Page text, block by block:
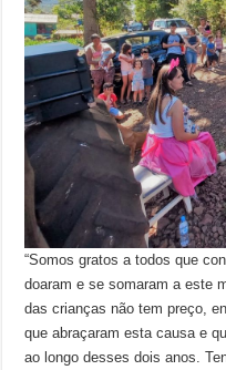
“Somos gratos a todos que
doaram e se somaram a este
das crianças não tem preço,
que abraçaram esta causa e
ao longo desses dois anos.